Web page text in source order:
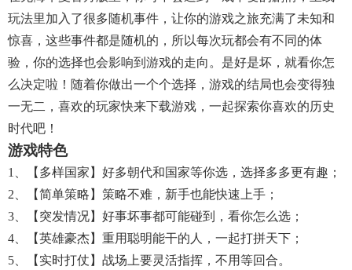
玩法里加入了很多随机事件，让你的游戏之旅充满了未知和
惊喜，这些事件都是随机的，所以每次玩都会有不同的体
验，你的选择也会影响到游戏的走向。是好是坏，就看你怎
么决定啦！随着你做出一个个选择，游戏的结局也会变得独
一无二，喜欢的玩家快来下载游戏，一起探索你喜欢的历史
时代吧！
游戏特色
1、【多样国家】好多朝代和国家等你选，选择多多更有趣；
2、【简单策略】策略不难，新手也能快速上手；
3、【突发情况】好事坏事都可能碰到，看你怎么选；
4、【英雄豪杰】重用聪明能干的人，一起打拼天下；
5、【实时打仗】战场上要灵活指挥，不用等回合。